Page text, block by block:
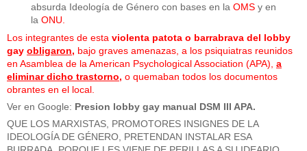
absurda Ideología de Género con bases en la OMS y en
la ONU.
Los integrantes de esta violenta patota o barrabrava del lobby
gay obligaron, bajo graves amenazas, a los psiquiatras reunidos
en Asamblea de la American Psychological Association (APA), a
eliminar dicho trastorno, o quemaban todos los documentos
obrantes en el local.
Ver en Google: Presion lobby gay manual DSM III APA.
QUE LOS MARXISTAS, PROMOTORES INSIGNES DE LA
IDEOLOGÍA DE GÉNERO, PRETENDAN INSTALAR ESA